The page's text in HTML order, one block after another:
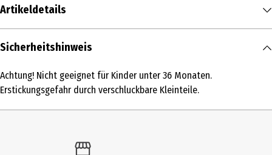
Artikeldetails
Inhalt
Produkttyp
Sicherheitshinweis
Achtung! Nicht geeignet für Kinder unter 36 Monaten.
Erstickungsgefahr durch verschluckbare Kleinteile.